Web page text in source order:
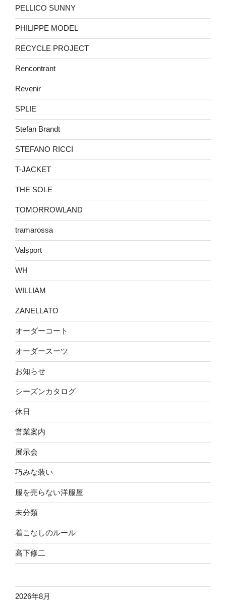
PELLICO SUNNY
PHILIPPE MODEL
RECYCLE PROJECT
Rencontrant
Revenir
SPLIE
Stefan Brandt
STEFANO RICCI
T-JACKET
THE SOLE
TOMORROWLAND
tramarossa
Valsport
WH
WILLIAM
ZANELLATO
オーダーコート
オーダースーツ
お知らせ
シーズンカタログ
休日
営業案内
展示会
巧みな装い
服を売らない洋服屋
未分類
着こなしのルール
高下修二
2026年8月